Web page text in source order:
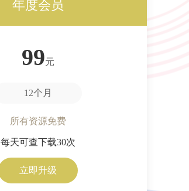
年度会员
99元
12个月
所有资源免费
每天可查下载30次
立即升级